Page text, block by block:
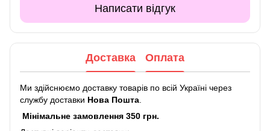
Написати відгук
Доставка Оплата
Ми здійснюємо доставку товарів по всій Україні через
службу доставки Нова Пошта.
Мінімальне замовлення 350 грн.